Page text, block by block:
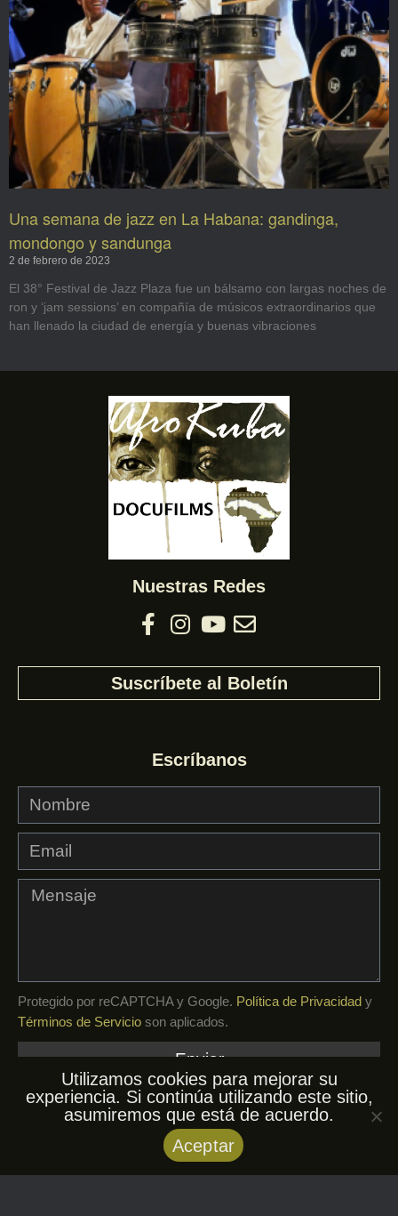
Una semana de jazz en La Habana: gandinga,
mondongo y sandunga
2 de febrero de 2023
El 38° Festival de Jazz Plaza fue un bálsamo con largas noches de
ron y ‘jam sessions’ en compañía de músicos extraordinarios que
han llenado la ciudad de energía y buenas vibraciones
Nuestras Redes
Suscríbete al Boletín
Escríbanos
Protegido por reCAPTCHA y Google. Política de Privacidad y
Términos de Servicio son aplicados.
Enviar
© AfroKuba, 2026. Todos los derechos
reservados.
Utilizamos cookies para mejorar su
experiencia. Si continúa utilizando este sitio,
asumiremos que está de acuerdo.
Aceptar